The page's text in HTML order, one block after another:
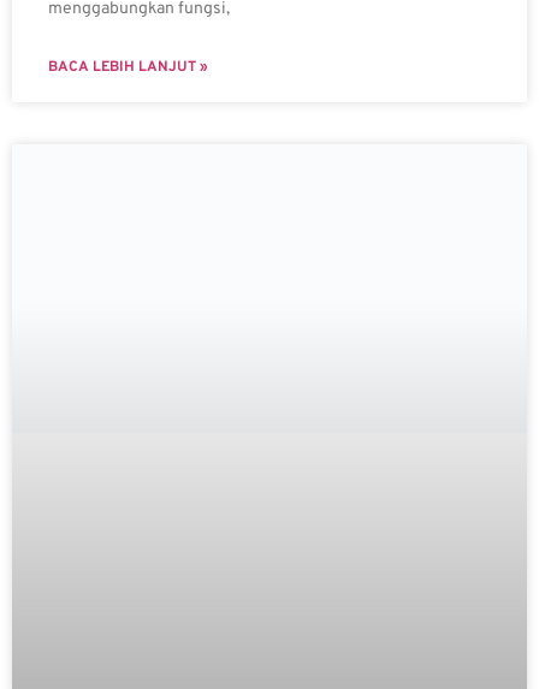
menggabungkan fungsi,
BACA LEBIH LANJUT »